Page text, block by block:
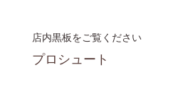
店内黒板をご覧ください
プロシュート